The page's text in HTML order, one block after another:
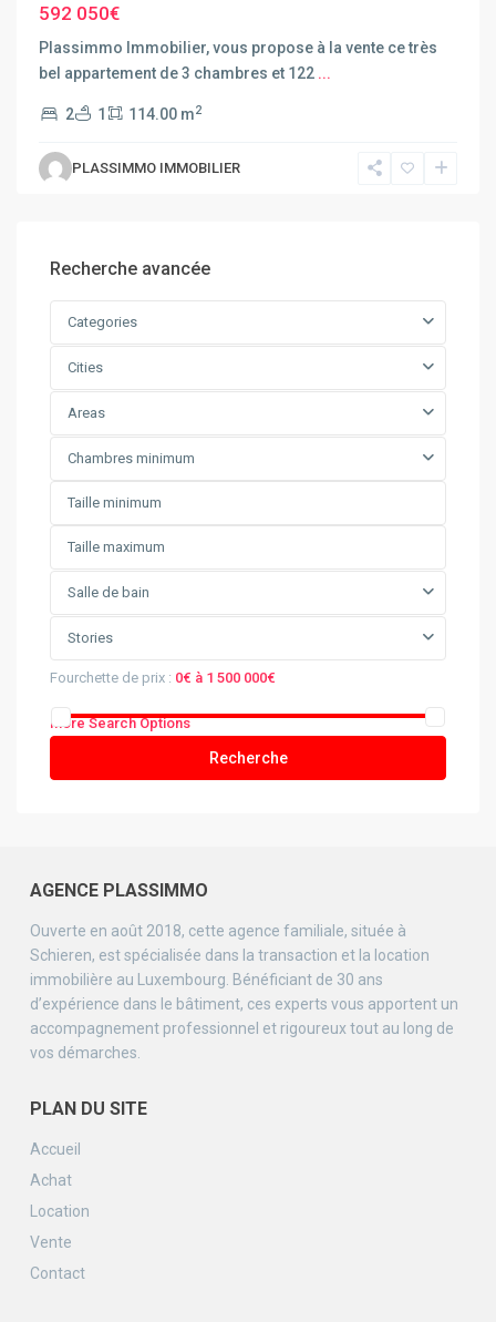
592 050€
Plassimmo Immobilier, vous propose à la vente ce très
bel appartement de 3 chambres et 122 ...
2 1 114.00 m2
PLASSIMMO IMMOBILIER
Recherche avancée
Categories
Cities
Areas
Chambres minimum
Salle de bain
Stories
Fourchette de prix : 0€ à 1 500 000€
More Search Options
Recherche
AGENCE PLASSIMMO
Ouverte en août 2018, cette agence familiale, située à
Schieren, est spécialisée dans la transaction et la location
immobilière au Luxembourg. Bénéficiant de 30 ans
d’expérience dans le bâtiment, ces experts vous apportent un
accompagnement professionnel et rigoureux tout au long de
vos démarches.
PLAN DU SITE
Accueil
Achat
Location
Vente
Contact